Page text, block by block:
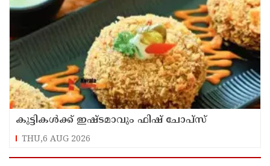
കുട്ടികൾക്ക് ഇഷ്ടമാവും ഫിഷ് ചോപ്സ്
THU,6 AUG 2026